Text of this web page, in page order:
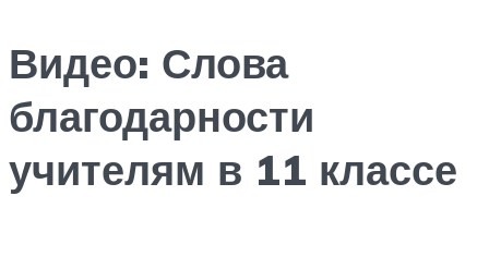
Видео: Слова
благодарности
учителям в 11 классе